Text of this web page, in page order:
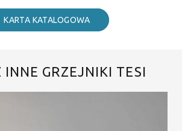
KARTA KATALOGOWA
INNE GRZEJNIKI TESI